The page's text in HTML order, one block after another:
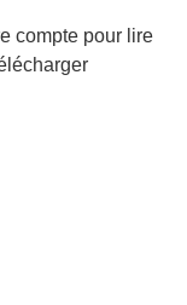
compte pour lire